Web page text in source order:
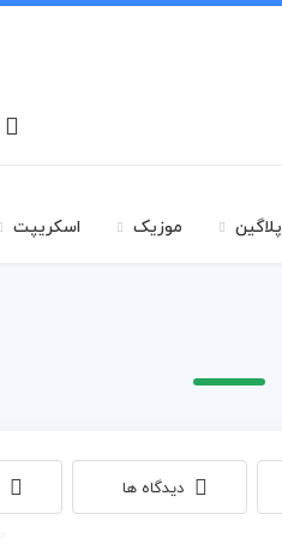
پلاگین موزیک اسکریپت
دیدگاه ها